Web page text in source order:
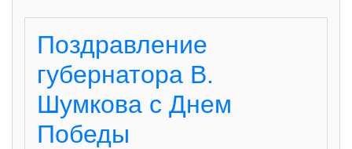
Поздравление
губернатора В.
Шумкова с Днем
Победы